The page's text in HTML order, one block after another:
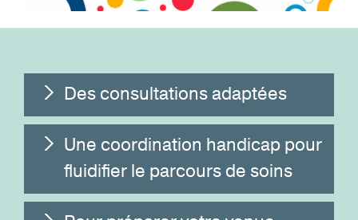
Des consultations adaptées
Une coordination handicap pour
fluidifier le parcours de soins